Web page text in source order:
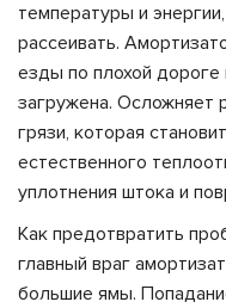
температуры и
рассеивать.
езды по плохой
загружена. Осложняет
грязи, которая
естественного
уплотнения штока и
Как предотвратить
главный враг
большие ямы.